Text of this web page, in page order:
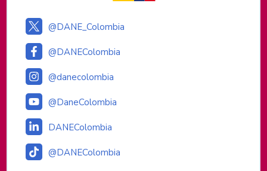
@DANE_Colombia
@DANEColombia
@danecolombia
@DaneColombia
DANEColombia
@DANEColombia